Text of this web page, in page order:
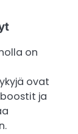
on
ovat
ja